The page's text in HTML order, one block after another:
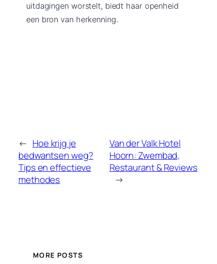
uitdagingen worstelt, biedt haar openheid
een bron van herkenning.
← Hoe krijg je
bedwantsen weg?
Tips en effectieve
methodes
Van der Valk Hotel
Hoorn: Zwembad,
Restaurant & Reviews
→
MORE POSTS